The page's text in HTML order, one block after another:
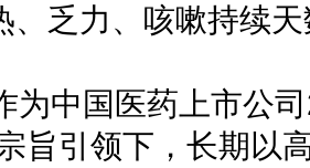
、乏力、咳嗽持续
中国医药上市公
旨引领下，长期以